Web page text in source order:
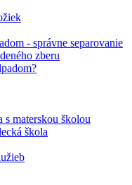
- správne separovanie
zberu
s materskou školou
škola